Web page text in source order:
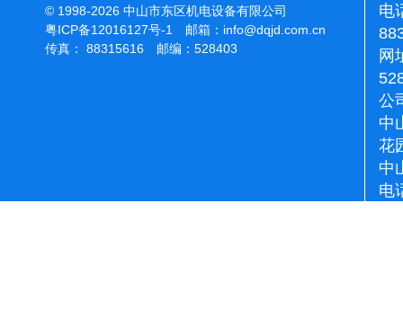
© 1998-2026 中山市东区机电设备有限公司
粤ICP备12016127号-1
邮箱： info@dqjd.com.cn
传真： 88315616 邮编：528403
电
网
公
中
花
中
电